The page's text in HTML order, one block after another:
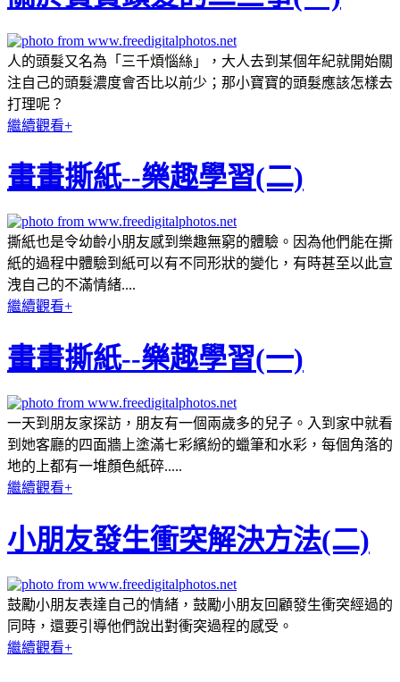
人的頭髮又名為「三千煩惱絲」，大人去到某個年紀就開始關
注自己的頭髮濃度會否比以前少；那小寶寶的頭髮應該怎樣去
打理呢？
繼續觀看+
畫畫撕紙--樂趣學習(二)
撕紙也是令幼齡小朋友感到樂趣無窮的體驗。因為他們能在撕
紙的過程中體驗到紙可以有不同形狀的變化，有時甚至以此宣
洩自己的不滿情緒....
繼續觀看+
畫畫撕紙--樂趣學習(一)
一天到朋友家探訪，朋友有一個兩歲多的兒子。入到家中就看
到她客廳的四面牆上塗滿七彩繽紛的蠟筆和水彩，每個角落的
地的上都有一堆顏色紙碎.....
繼續觀看+
小朋友發生衝突解決方法(二)
鼓勵小朋友表達自己的情緒，鼓勵小朋友回顧發生衝突經過的
同時，還要引導他們說出對衝突過程的感受。
繼續觀看+